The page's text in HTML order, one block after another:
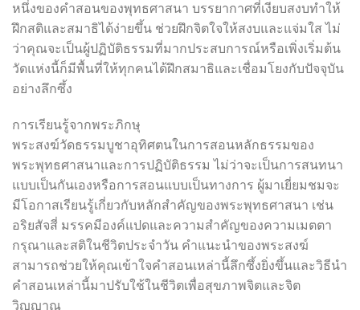
หนึ่งของคำสอนของพุทธศาสนา บรรยากาศที่เงียบสงบทำให้
ฝึกสติและสมาธิได้ง่ายขึ้น ช่วยฝึกจิตใจให้สงบและแจ่มใส ไม่
ว่าคุณจะเป็นผู้ปฏิบัติธรรมที่มากประสบการณ์หรือเพิ่งเริ่มต้น
วัดแห่งนี้ก็มีพื้นที่ให้ทุกคนได้ฝึกสมาธิและเชื่อมโยงกับปัจจุบัน
อย่างลึกซึ้ง
การเรียนรู้จากพระภิกษุ
พระสงฆ์วัดธรรมบูชาอุทิศตนในการสอนหลักธรรมของ
พระพุทธศาสนาและการปฏิบัติธรรม ไม่ว่าจะเป็นการสนทนา
แบบเป็นกันเองหรือการสอนแบบเป็นทางการ ผู้มาเยี่ยมชมจะ
มีโอกาสเรียนรู้เกี่ยวกับหลักสำคัญของพระพุทธศาสนา เช่น
อริยสัจสี่ มรรคมีองค์แปดและความสำคัญของความเมตตา
กรุณาและสติในชีวิตประจำวัน คำแนะนำของพระสงฆ์
สามารถช่วยให้คุณเข้าใจคำสอนเหล่านี้ลึกซึ้งยิ่งขึ้นและวิธีนำ
คำสอนเหล่านี้มาปรับใช้ในชีวิตเพื่อสุขภาพจิตและจิต
วิญญาณ